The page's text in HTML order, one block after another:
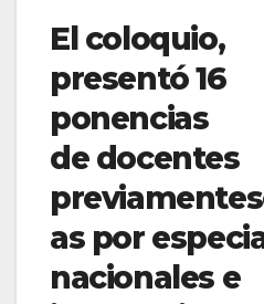
El coloquio,
presentó 16
ponencias
de docentes
as por
nacionales e